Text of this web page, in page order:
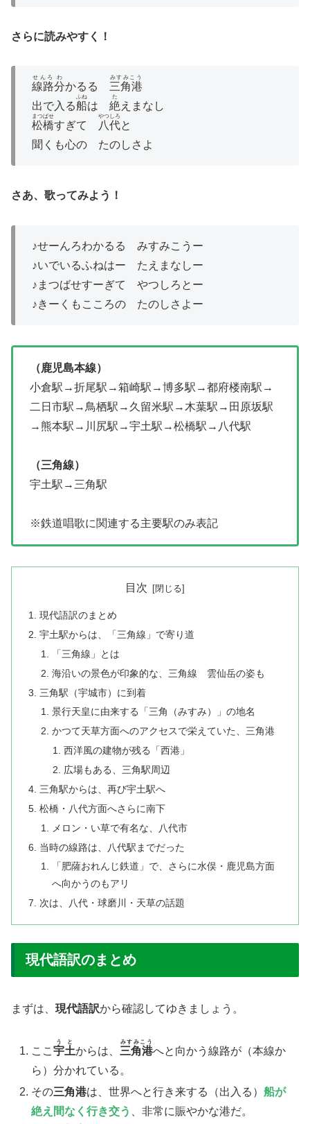
さらに読みやすく！
線路
せんろ
分
わ
かるる 三角港
みすみこう
出で入る船
ふね
は 絶
た
えまなし
松橋
まつばせ
すぎて 八代
やつしろ
と
聞くも心の たのしさよ
さあ、歌ってみよう！
♪せーんろわかるる みすみこうー
♪いでいるふねはー たえまなしー
♪まつばせすーぎて やつしろとー
♪きーくもこころの たのしさよー
（鹿児島本線）
小倉駅→折尾駅→箱崎駅→博多駅→都府楼南駅→
二日市駅→鳥栖駅→久留米駅→木葉駅→田原坂駅
→熊本駅→川尻駅→宇土駅→松橋駅→八代駅
（三角線）
宇土駅→三角駅
※鉄道唱歌に関連する主要駅のみ表記
目次
現代語訳のまとめ
宇土駅からは、「三角線」で寄り道
「三角線」とは
海沿いの景色が印象的な、三角線 雲仙岳の姿も
三角駅（宇城市）に到着
景行天皇に由来する「三角（みすみ）」の地名
かつて天草方面へのアクセスで栄えていた、三角港
西洋風の建物が残る「西港」
広場もある、三角駅周辺
三角駅からは、再び宇土駅へ
松橋・八代方面へさらに南下
メロン・い草で有名な、八代市
当時の線路は、八代駅までだった
「肥薩おれんじ鉄道」で、さらに水俣・鹿児島方面
へ向かうのもアリ
次は、八代・球磨川・天草の話題
現代語訳のまとめ
まずは、 現代語訳から確認してゆきましょう。
​ここ宇土
うと
からは、 三角港
みすみこう
へと向かう線路が（本線か
ら）分かれている。
その三角港は、世界へと行き来する（出入る）船が
絶え間なく行き交う
、非常に賑やかな港だ。